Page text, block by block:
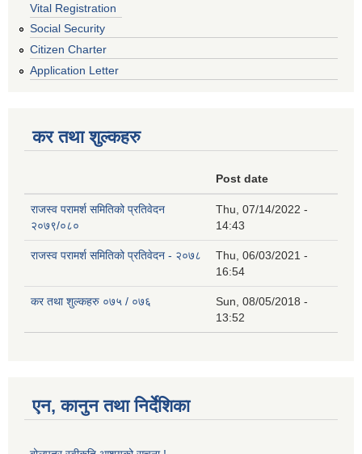
Vital Registration
Social Security
Citizen Charter
Application Letter
कर तथा शुल्कहरु
Post date
राजस्व परामर्श समितिको प्रतिवेदन
२०७९/०८०
Thu, 07/14/2022 -
14:43
राजस्व परामर्श समितिको प्रतिवेदन - २०७८
Thu, 06/03/2021 -
16:54
कर तथा शुल्कहरु ०७५ / ०७६
Sun, 08/05/2018 -
13:52
एन, कानुन तथा निर्देशिका